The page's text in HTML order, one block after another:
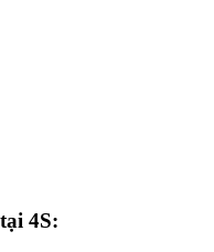
4S: